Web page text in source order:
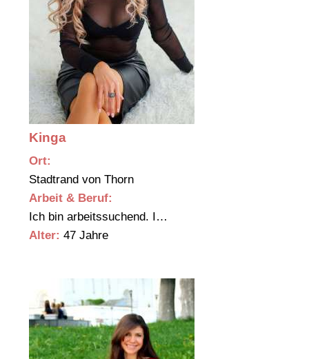
Kinga
Ort:
Stadtrand von Thorn
Arbeit & Beruf:
Ich bin arbeitssuchend. I…
Alter: 47 Jahre